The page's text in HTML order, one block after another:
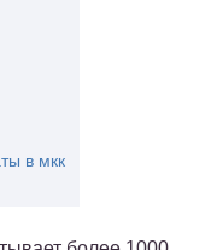
в мкк